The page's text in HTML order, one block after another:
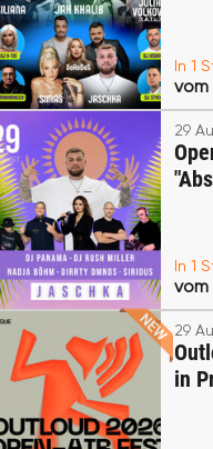
In 1
vom
29
In 1
vom
29
in